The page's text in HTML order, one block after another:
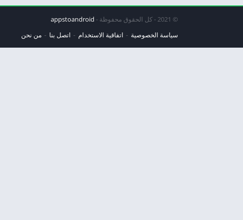
© 2021 - كل الحقوق محفوظة -
appstoandroid
سياسة الخصوصية
اتفاقية الاستخدام اتصل بنا من نحن